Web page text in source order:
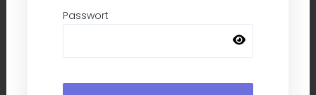
Passwort